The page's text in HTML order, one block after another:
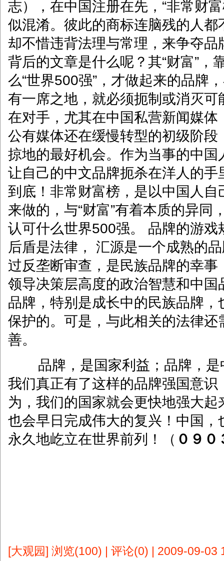
志），在中国注册在先，“非常财
似混淆。彼此的商标连脑残的人都
却不惜违背法理与常理，来争夺品
背后的文章是什么呢？其“财富”，
么“世界500强”，才做起来的品牌
有一席之地，就必须扼制或消灭可
在对手，尤其在中国私营新闻媒体
公有媒体还在缓慢转型的初级阶段
掠地的最好机会。作为当事的中国
让自己的中文品牌扼杀在洋人的手
到底！非常财富榜，是以中国人自
来做的，与“财富”有着本质的异同
认可什么世界500强。 品牌的游戏
后盾是法律， 汇源是一个成熟的
过反垄断审查，是民族品牌的幸事
领导决策层高度的政治智慧和中国
品牌，特别是成长中的民族品牌，
保护的。可是，与此相关的法律还
善。
品牌，是国家利益；品牌，是
我们真正有了这样的品牌强国意识
为，我们的国家就会更快地强大起
也会早日完成伟大的复兴！中国，
永久地屹立在世界前列！（ ０９０
[大观园] 浏览(100) | 评论(0) | 2009-09-03